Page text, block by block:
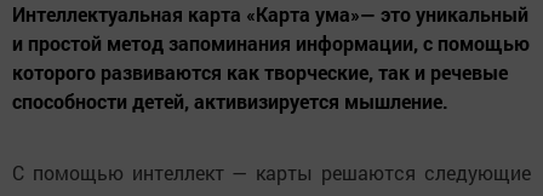
Интеллектуальная карта «Карта ума»— это уникальный
и простой метод запоминания информации, с помощью
которого развиваются как творческие, так и речевые
способности детей, активизируется мышление.
С помощью интеллект — карты решаются следующие